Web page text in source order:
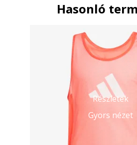
Hasonló
Részletek
Gyors nézet